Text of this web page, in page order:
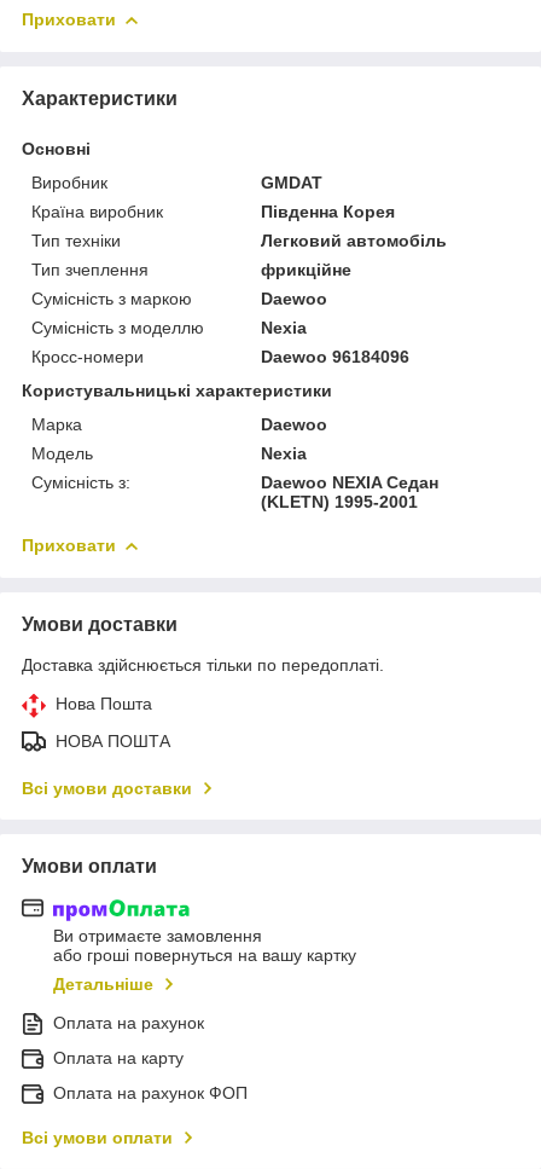
Приховати
Характеристики
Основні
Виробник
GMDAT
Країна виробник
Південна Корея
Тип техніки
Легковий автомобіль
Тип зчеплення
фрикційне
Сумісність з маркою
Daewoo
Сумісність з моделлю
Nexia
Кросс-номери
Daewoo 96184096
Користувальницькі характеристики
Марка
Daewoo
Модель
Nexia
Сумісність з:
Daewoo NEXIA Седан
(KLETN) 1995-2001
Приховати
Умови доставки
Доставка здійснюється тільки по передоплаті.
Нова Пошта
НОВА ПОШТА
Всі умови доставки
Умови оплати
Ви отримаєте замовлення
або гроші повернуться на вашу картку
Детальніше
Оплата на рахунок
Оплата на карту
Оплата на рахунок ФОП
Всі умови оплати